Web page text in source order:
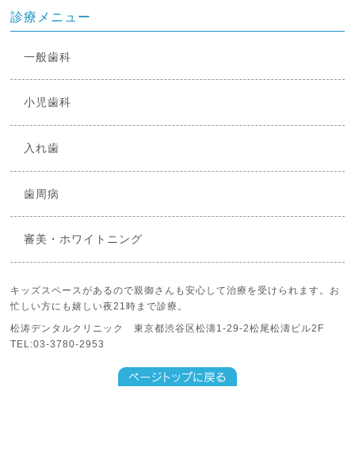
診療メニュー
一般歯科
小児歯科
入れ歯
歯周病
審美・ホワイトニング
キッズスペースがあるので親御さんも安心して治療を受けられます。お
忙しい方にも嬉しい夜21時まで診療。
松涛デンタルクリニック 東京都渋谷区松濤1-29-2松尾松濤ビル2F
TEL:03-3780-2953